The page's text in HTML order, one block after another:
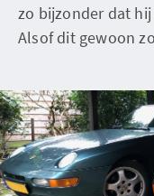
zo bijzonder dat
Alsof dit gewoon